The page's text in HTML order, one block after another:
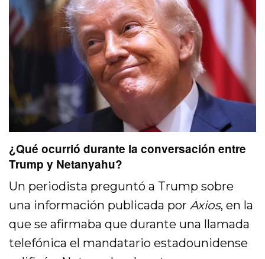
¿Qué ocurrió durante la conversación entre
Trump y Netanyahu?
Un periodista preguntó a Trump sobre
una información publicada porAxios, en la
que se afirmaba que durante una llamada
telefónica el mandatario estadounidense